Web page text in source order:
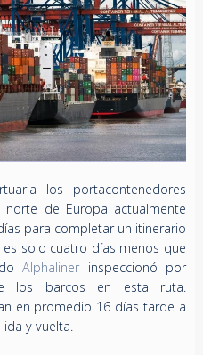
los portacontenedores
de Europa actualmente
para completar un itinerario
solo cuatro días menos que
Alphalinerinspeccionó por
los barcos en esta ruta.
en promedio 16 días tarde a
y vuelta.